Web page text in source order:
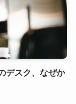
デスク、なぜか